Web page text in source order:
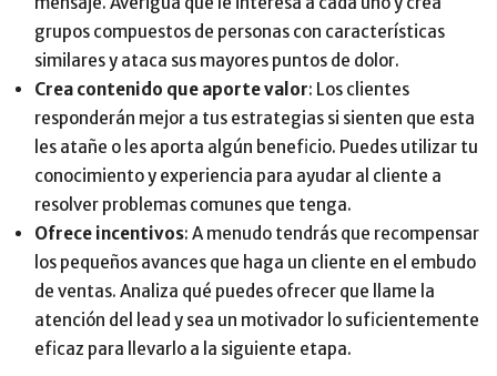
grupos compuestos de personas con características
similares y ataca sus mayores puntos de dolor.
Crea contenido que aporte valor: Los clientes
responderán mejor a tus estrategias si sienten que esta
les atañe o les aporta algún beneficio. Puedes utilizar tu
conocimiento y experiencia para ayudar al cliente a
resolver problemas comunes que tenga.
Ofrece incentivos: A menudo tendrás que recompensar
los pequeños avances que haga un cliente en el embudo
de ventas. Analiza qué puedes ofrecer que llame la
atención del lead y sea un motivador lo suficientemente
eficaz para llevarlo a la siguiente etapa.